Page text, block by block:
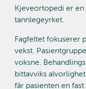
Kjeveortopedi er
tannlegeyrket.
Fagfeltet fokuserer
vekst.
voksne.
bittavviks
får pasienten en